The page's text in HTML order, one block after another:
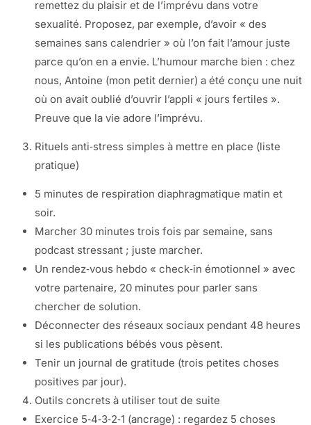
remettez du plaisir et de l’imprévu dans votre
sexualité. Proposez, par exemple, d’avoir « des
semaines sans calendrier » où l’on fait l’amour juste
parce qu’on en a envie. L’humour marche bien : chez
nous, Antoine (mon petit dernier) a été conçu une nuit
où on avait oublié d’ouvrir l’appli « jours fertiles ».
Preuve que la vie adore l’imprévu.
Rituels anti‑stress simples à mettre en place (liste
pratique)
5 minutes de respiration diaphragmatique matin et
soir.
Marcher 30 minutes trois fois par semaine, sans
podcast stressant ; juste marcher.
Un rendez‑vous hebdo « check‑in émotionnel » avec
votre partenaire, 20 minutes pour parler sans
chercher de solution.
Déconnecter des réseaux sociaux pendant 48 heures
si les publications bébés vous pèsent.
Tenir un journal de gratitude (trois petites choses
positives par jour).
Outils concrets à utiliser tout de suite
Exercice 5‑4‑3‑2‑1 (ancrage) : regardez 5 choses